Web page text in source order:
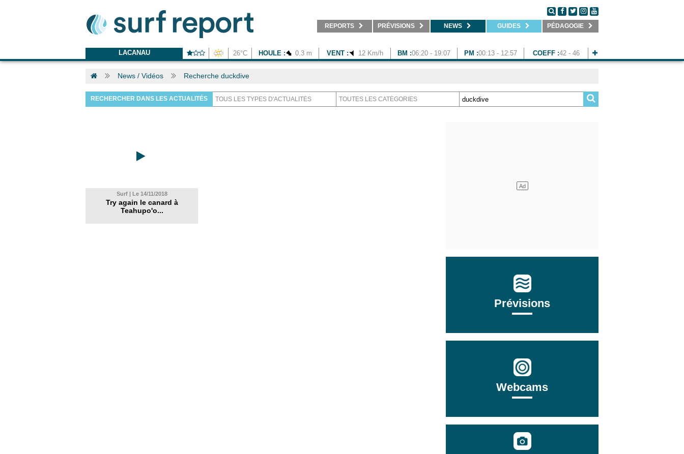
REPORTS PRÉVISIONS NEWS GUIDES PÉDAGOGIE
LACANAU 26°C HOULE : 0.3 m VENT : 12 Km/h BM :06:20 - 19:07 PM :00:13 - 12:57 COEFF :42 - 46
News / Vidéos Recherche duckdive
RECHERCHER DANS LES ACTUALITÉS
Surf | Le 14/11/2018
Try again le canard à
Teahupo'o...
Prévisions
Webcams